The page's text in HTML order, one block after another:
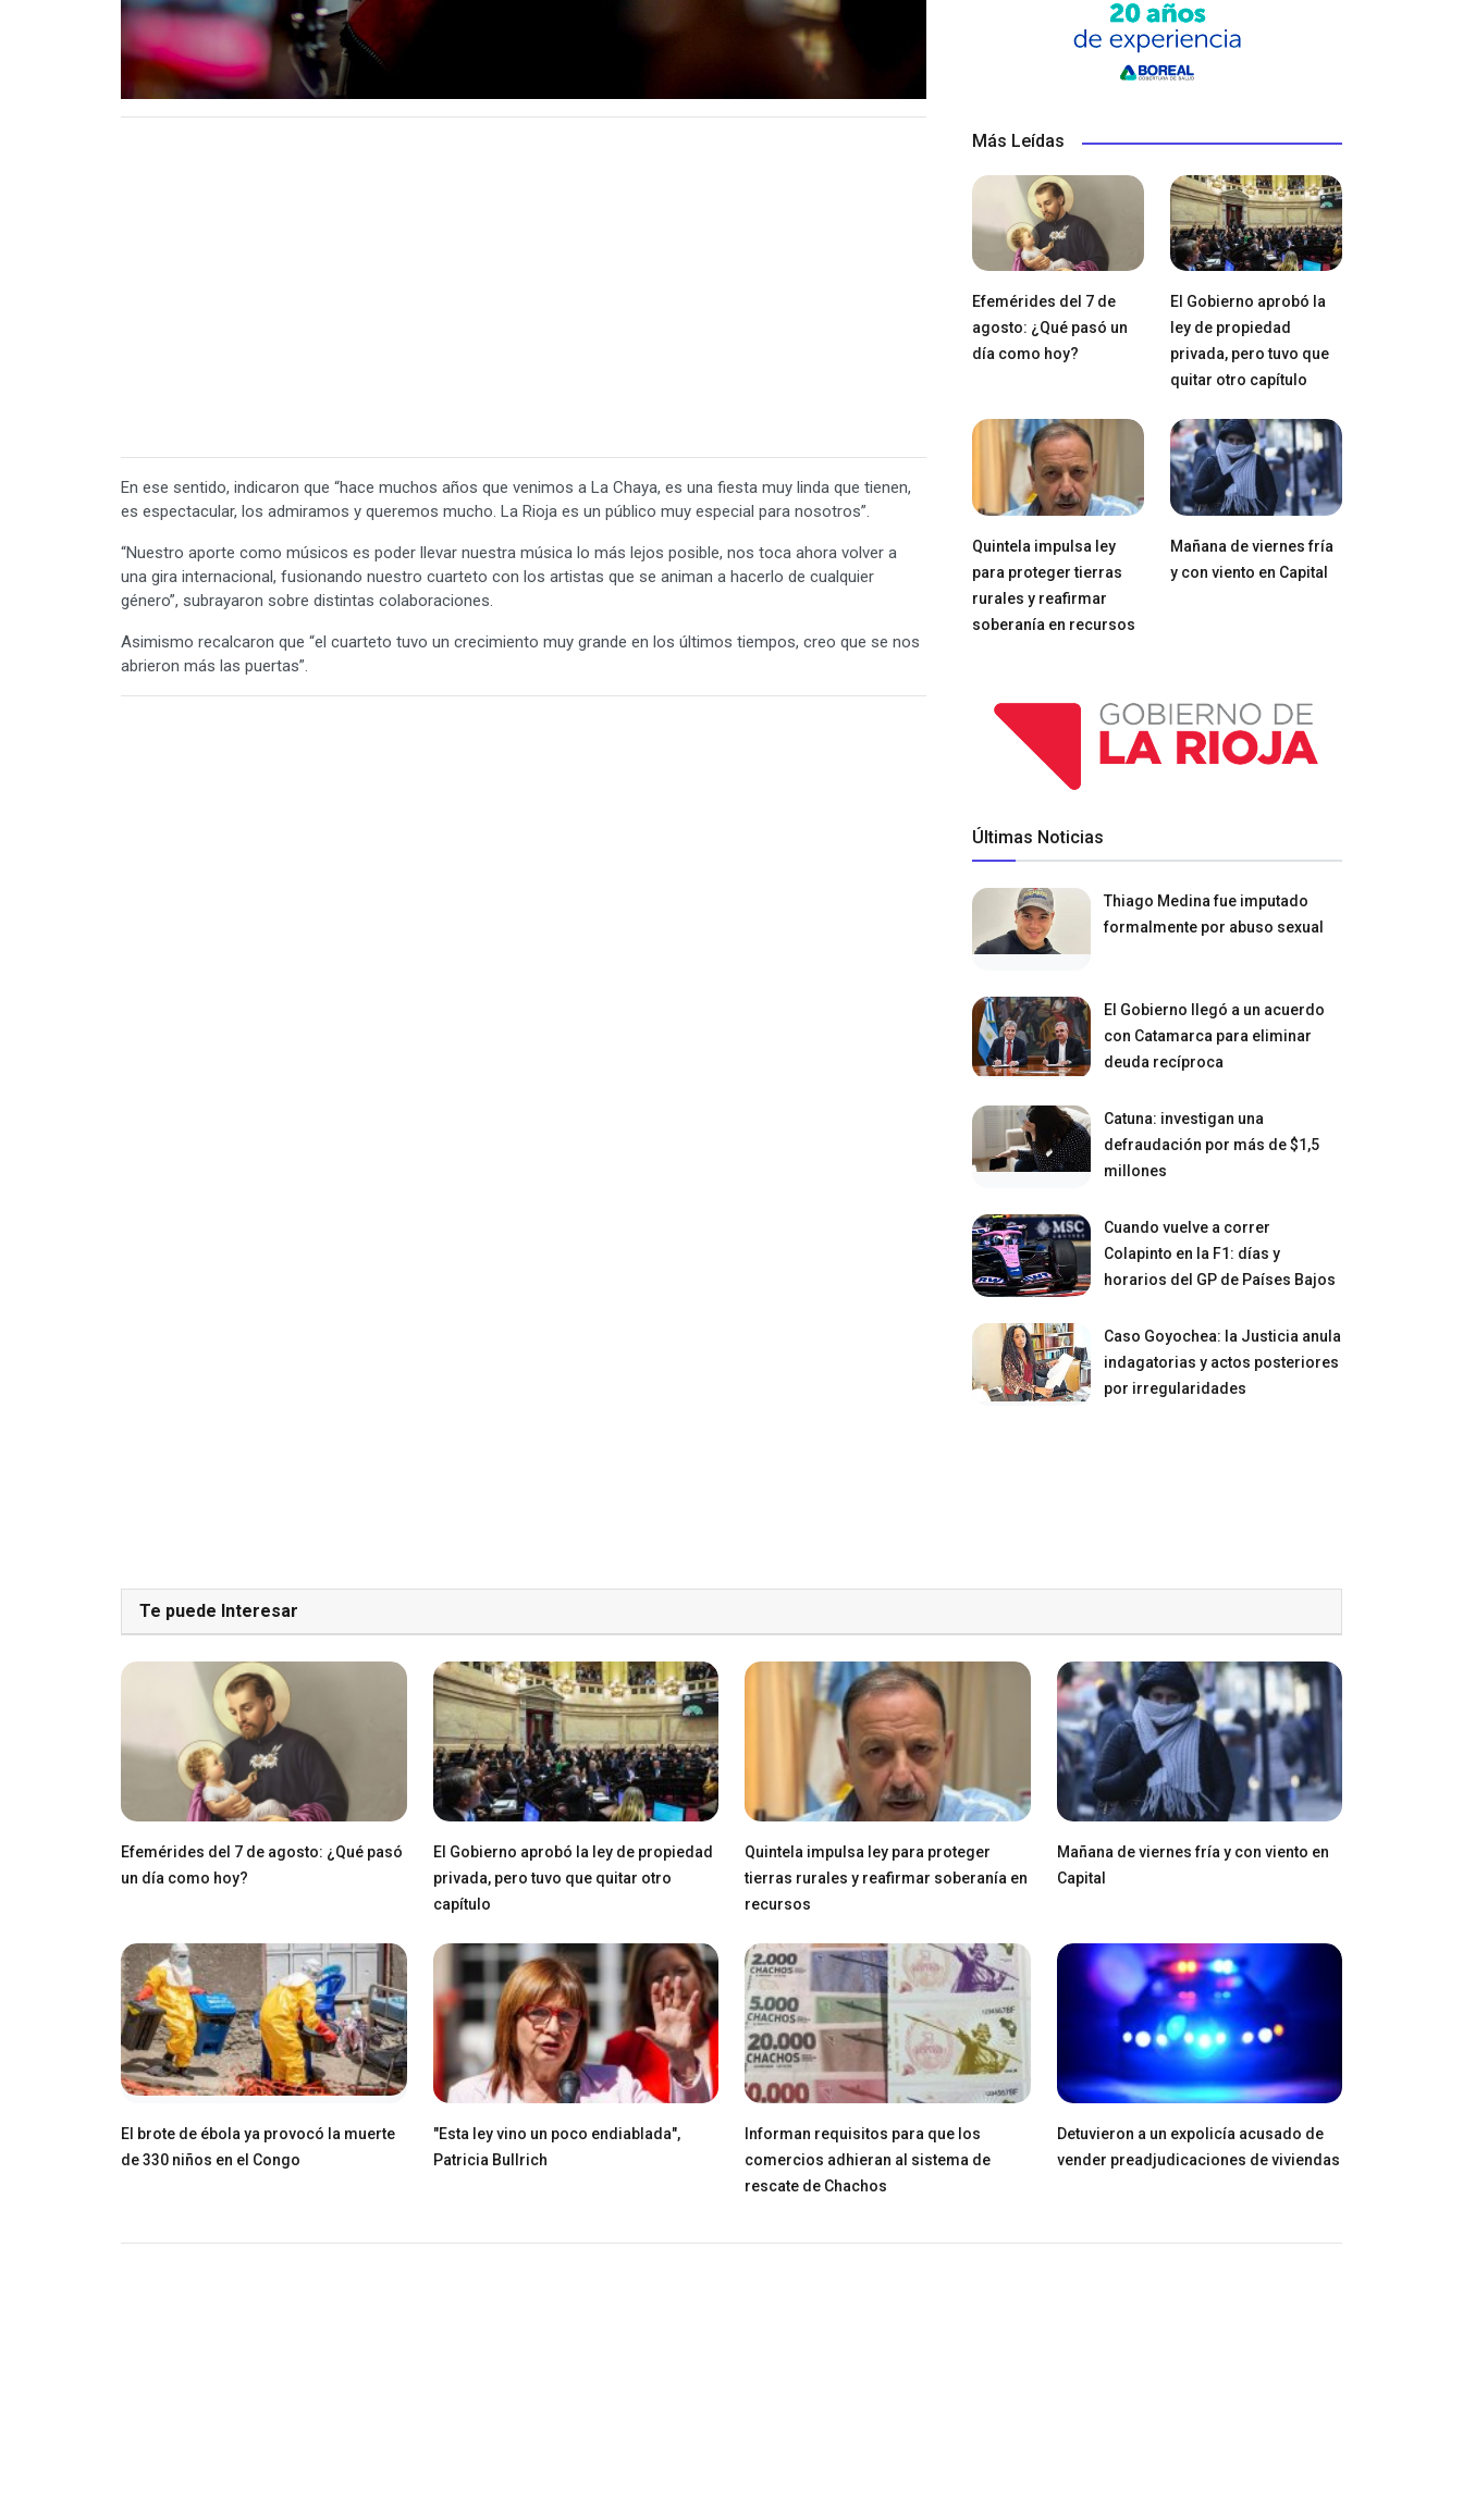
En ese sentido, indicaron que “hace muchos años que venimos a La Chaya, es una fiesta muy linda que tienen,
es espectacular, los admiramos y queremos mucho. La Rioja es un público muy especial para nosotros”.
“Nuestro aporte como músicos es poder llevar nuestra música lo más lejos posible, nos toca ahora volver a
una gira internacional, fusionando nuestro cuarteto con los artistas que se animan a hacerlo de cualquier
género”, subrayaron sobre distintas colaboraciones.
Asimismo recalcaron que “el cuarteto tuvo un crecimiento muy grande en los últimos tiempos, creo que se nos
abrieron más las puertas”.
Más Leídas
Efemérides del 7 de
agosto: ¿Qué pasó un
día como hoy?
El Gobierno aprobó la
ley de propiedad
privada, pero tuvo que
quitar otro capítulo
Quintela impulsa ley
para proteger tierras
rurales y reafirmar
soberanía en recursos
Mañana de viernes fría
y con viento en Capital
Últimas Noticias
Thiago Medina fue imputado
formalmente por abuso sexual
El Gobierno llegó a un acuerdo
con Catamarca para eliminar
deuda recíproca
Catuna: investigan una
defraudación por más de $1,5
millones
Cuando vuelve a correr
Colapinto en la F1: días y
horarios del GP de Países Bajos
Caso Goyochea: la Justicia anula
indagatorias y actos posteriores
por irregularidades
Te puede Interesar
Efemérides del 7 de agosto: ¿Qué pasó
un día como hoy?
El Gobierno aprobó la ley de propiedad
privada, pero tuvo que quitar otro
capítulo
Quintela impulsa ley para proteger
tierras rurales y reafirmar soberanía en
recursos
Mañana de viernes fría y con viento en
Capital
El brote de ébola ya provocó la muerte
de 330 niños en el Congo
"Esta ley vino un poco endiablada",
Patricia Bullrich
Informan requisitos para que los
comercios adhieran al sistema de
rescate de Chachos
Detuvieron a un expolicía acusado de
vender preadjudicaciones de viviendas